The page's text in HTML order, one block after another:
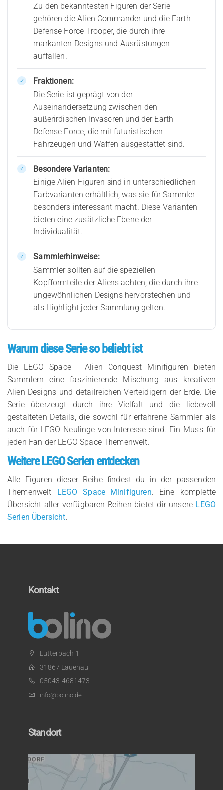
Zu den bekanntesten Figuren der Serie
gehören die Alien Commander und die Earth
Defense Force Trooper, die durch ihre
markanten Designs und Ausrüstungen
auffallen.
Fraktionen:
Die Serie ist geprägt von der
Auseinandersetzung zwischen den
außerirdischen Invasoren und der Earth
Defense Force, die mit futuristischen
Fahrzeugen und Waffen ausgestattet sind.
Besondere Varianten:
Einige Alien-Figuren sind in unterschiedlichen
Farbvarianten erhältlich, was sie für Sammler
besonders interessant macht. Diese Varianten
bieten eine zusätzliche Ebene der
Individualität.
Sammlerhinweise:
Sammler sollten auf die speziellen
Kopfformteile der Aliens achten, die durch ihre
ungewöhnlichen Designs hervorstechen und
als Highlight jeder Sammlung gelten.
Warum diese Serie so beliebt ist
Die LEGO Space - Alien Conquest Minifiguren bieten
Sammlern eine faszinierende Mischung aus kreativen
Alien-Designs und detailreichen Verteidigern der Erde. Die
Serie überzeugt durch ihre Vielfalt und die liebevoll
gestalteten Details, die sowohl für erfahrene Sammler als
auch für LEGO Neulinge von Interesse sind. Ein Muss für
jeden Fan der LEGO Space Themenwelt.
Weitere LEGO Serien entdecken
Alle Figuren dieser Reihe findest du in der passenden
Themenwelt LEGO Space Minifiguren. Eine komplette
Übersicht aller verfügbaren Reihen bietet dir unsere LEGO
Serien Übersicht.
Kontakt
Lutterbach 1
31867 Lauenau
05043-4681473
info@bolino.de
Standort